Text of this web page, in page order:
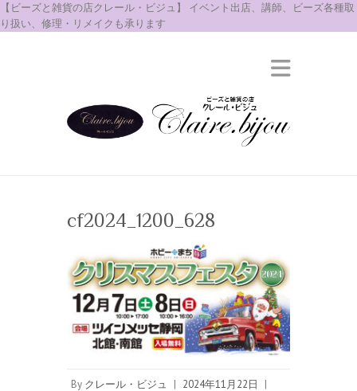
【ビーズと雑貨の店クレール・ビジュ】 イベント出店、講師、ビーズ各種取
り扱い、修理・リメイクも承ります
cf2024_1200_628
By クレール・ビジュ | 2024年11月22日 |